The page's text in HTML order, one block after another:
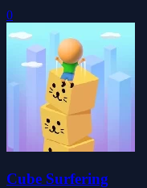
0
Cube Surfering